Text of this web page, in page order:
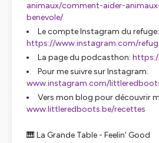
animaux/comment-aider-
benevole/
Le compte Instagram du refuge:
https://www.instagram.com/
La page du podcasthon:
Pour me suivre sur Instagram:
www.instagram.com/
Vers mon blog pour découvrir
www.littleredboots.be/recettes
🎹 La Grande Table - Feelin' Good